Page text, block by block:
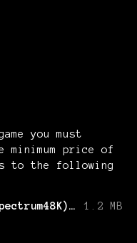
you must
price of
to the following
El Duelo (Sequentia Soft Spectrum48K).zip
1.2 MB